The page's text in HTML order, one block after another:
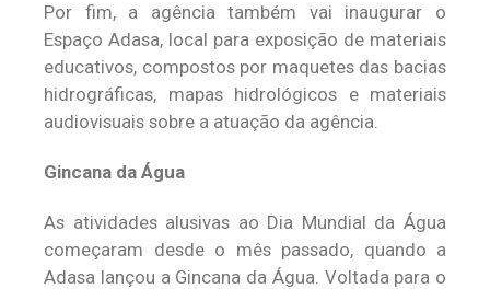
Por fim, a agência também vai inaugurar o
Espaço Adasa, local para exposição de materiais
educativos, compostos por maquetes das bacias
hidrográficas, mapas hidrológicos e materiais
audiovisuais sobre a atuação da agência.
Gincana da Água
As atividades alusivas ao Dia Mundial da Água
começaram desde o mês passado, quando a
Adasa lançou a Gincana da Água. Voltada para o